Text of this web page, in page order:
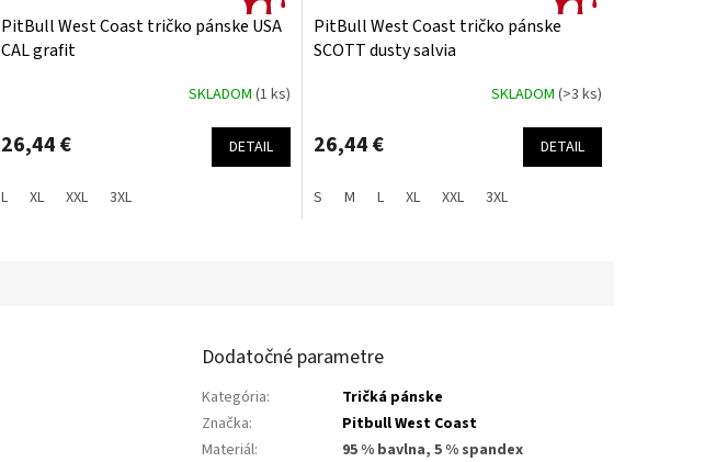
PitBull West Coast tričko pánske USA
CAL grafit
SKLADOM (1 ks)
26,44 € DETAIL
L XL XXL 3XL
PitBull West Coast tričko pánske
SCOTT dusty salvia
SKLADOM (>3 ks)
26,44 € DETAIL
S M L XL XXL 3XL
Dodatočné parametre
Kategória:
Tričká pánske
Značka:
Pitbull West Coast
Materiál:
95 % bavlna, 5 % spandex